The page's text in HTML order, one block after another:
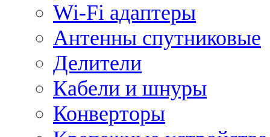
Wi-Fi адаптеры
Антенны спутниковые
Делители
Кабели и шнуры
Конверторы